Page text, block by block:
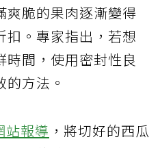
爽脆的果肉逐漸變得
扣。專家指出，若想
時間，使用密封性良
方法。
站報導 ，將切好的西瓜